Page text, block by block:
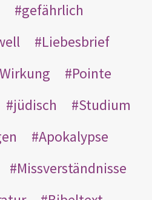
gefährlich
Liebesbrief
Wirkung
Pointe
jüdisch
Studium
Apokalypse
Missverständnisse